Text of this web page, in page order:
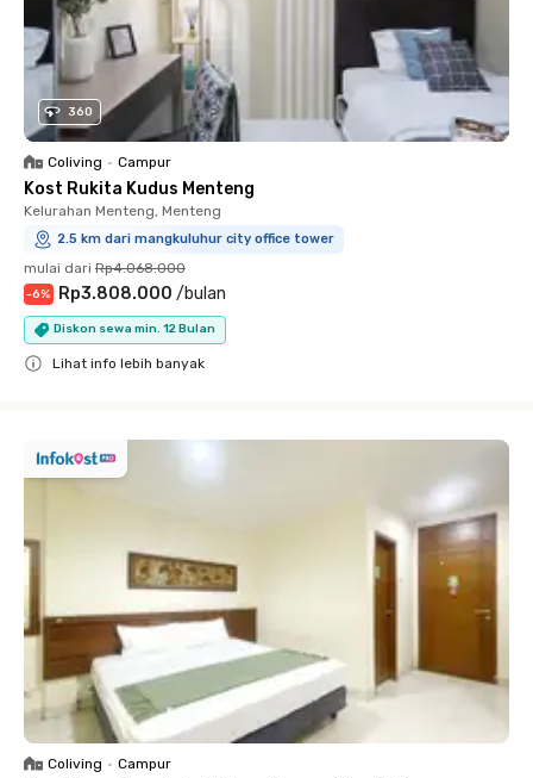
360
Coliving • Campur
Kost Rukita Kudus Menteng
Kelurahan Menteng, Menteng
2.5 km dari mangkuluhur city office tower
mulai dari Rp4.068.000
-6% Rp3.808.000 /bulan
Diskon sewa min. 12 Bulan
Lihat info lebih banyak
Coliving • Campur